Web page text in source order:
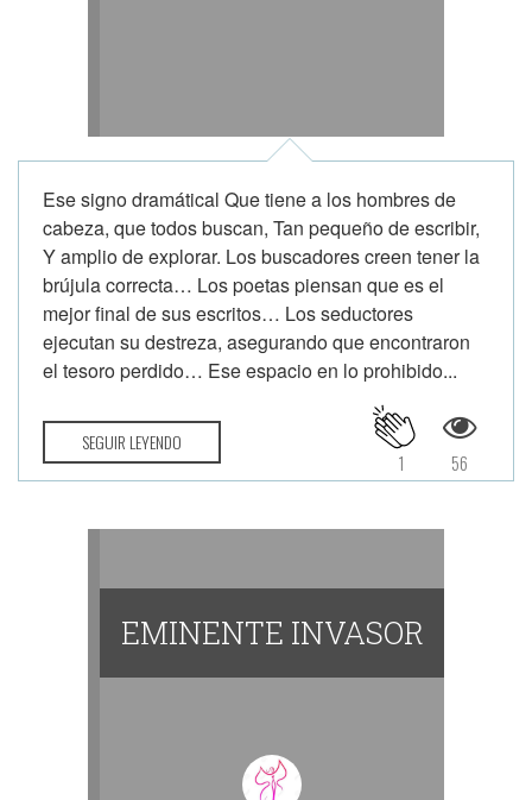
Ese signo dramátical Que tiene a los hombres de
cabeza, que todos buscan, Tan pequeño de escribir,
Y amplio de explorar. Los buscadores creen tener la
brújula correcta… Los poetas piensan que es el
mejor final de sus escritos… Los seductores
ejecutan su destreza, asegurando que encontraron
el tesoro perdido… Ese espacio en lo prohibido...
SEGUIR LEYENDO
56
1
EMINENTE INVASOR